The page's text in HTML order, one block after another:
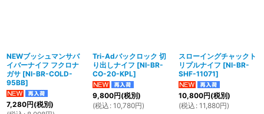
NEWブッシュマンサバ
イバーナイフ フクロナ
ガサ [NI-BR-COLD-
95BB]
7,280円(税別)
Tri-Adバックロック 切
り出しナイフ [NI-BR-
CO-20-KPL]
9,800円(税別)
(税込 : 10,780円)
スローイングチャックト
リプルナイフ [NI-BR-
SHF-11071]
10,800円(税別)
(税込 : 11,880円)